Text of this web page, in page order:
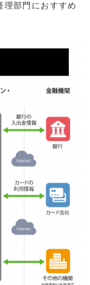
理部門におすすめ